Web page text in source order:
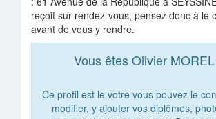
reçoit sur rendez-vous, pensez donc à le
avant de vous y rendre.
Vous êtes Olivier
Ce profil est le votre vous pouvez le
modifier, y ajouter vos diplômes,